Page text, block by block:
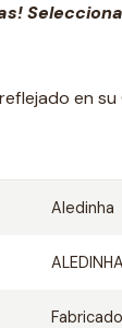
en
Aledinha
ALEDINHA